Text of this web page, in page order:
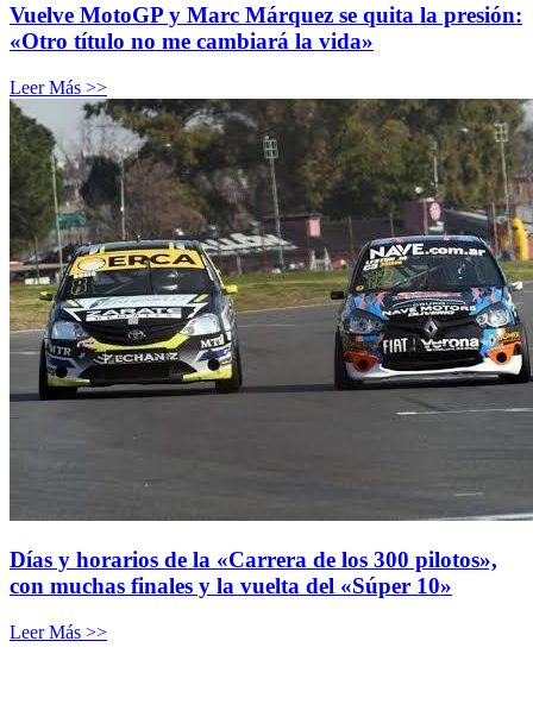
Vuelve MotoGP y Marc Márquez se quita la presión:
«Otro título no me cambiará la vida»
Leer Más >>
Días y horarios de la «Carrera de los 300 pilotos»,
con muchas finales y la vuelta del «Súper 10»
Leer Más >>